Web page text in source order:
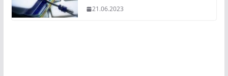
21.06.2023